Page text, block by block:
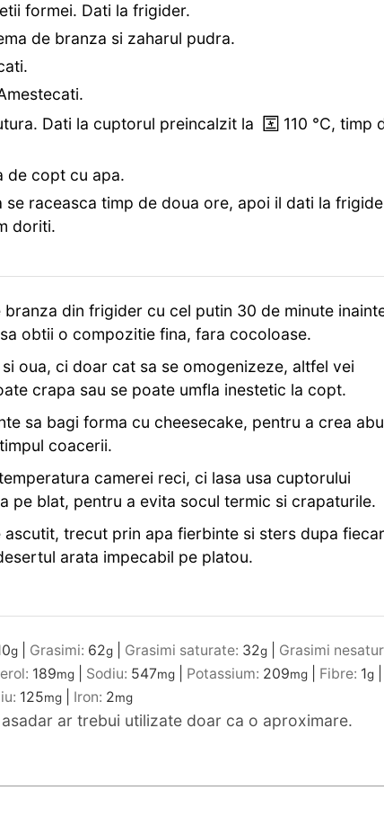
formei. Dati la frigider.
de branza si zaharul pudra.
Dati la cuptorul preincalzit la
110 °C, timp
de copt cu apa.
raceasca timp de doua ore, apoi il dati la
doriti.
din frigider cu cel putin 30 de minute
obtii o compozitie fina, fara cocoloase.
oua, ci doar cat sa se omogenizeze, altfel vei
crapa sau se poate umfla inestetic la copt.
sa bagi forma cu cheesecake, pentru a crea
coacerii.
camerei reci, ci lasa usa cuptorului
pe blat, pentru a evita socul termic si crapaturile.
trecut prin apa fierbinte si sters dupa
arata impecabil pe platou.
g Grasimi: 62g Grasimi saturate: 32g
Grasimi
189mg Sodiu: 547mg Potassium: 209mg Fibre: 1g
125mg Iron: 2mg
ar trebui utilizate doar ca o aproximare.